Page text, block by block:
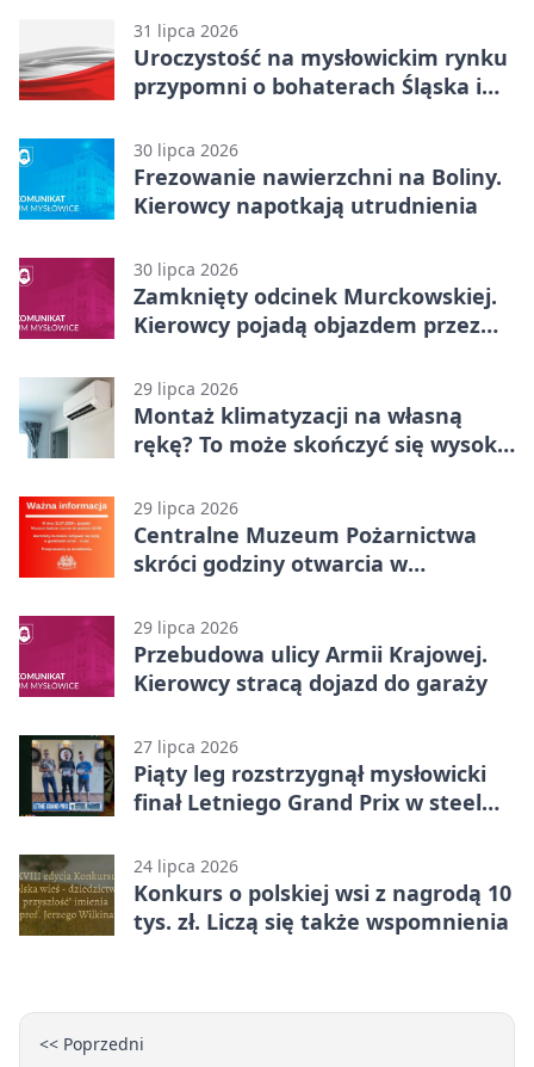
31 lipca 2026
Uroczystość na mysłowickim rynku
przypomni o bohaterach Śląska i
30 lipca 2026
Frezowanie nawierzchni na Boliny.
Kierowcy napotkają utrudnienia
30 lipca 2026
Zamknięty odcinek Murckowskiej.
Kierowcy pojadą objazdem przez
29 lipca 2026
Montaż klimatyzacji na własną
rękę? To może skończyć się wysoką
29 lipca 2026
Centralne Muzeum Pożarnictwa
skróci godziny otwarcia w
29 lipca 2026
Przebudowa ulicy Armii Krajowej.
Kierowcy stracą dojazd do garaży
27 lipca 2026
Piąty leg rozstrzygnął mysłowicki
finał Letniego Grand Prix w steel
24 lipca 2026
Konkurs o polskiej wsi z nagrodą 10
tys. zł. Liczą się także wspomnienia
<< Poprzedni